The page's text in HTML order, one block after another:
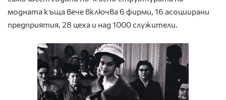
модната къща вече включва 6 фирми, 16 асоциирани
предприятия, 28 цеха и над 1000 служители.